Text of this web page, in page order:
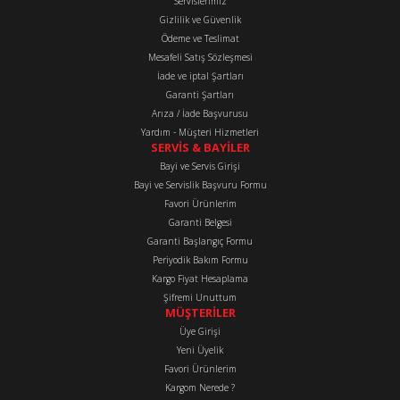
Ürün bilgilerinde hatalar bulunuyor.
Ürün fiyatı diğer sitelerden daha pahalı.
Bu ürüne benzer farklı alternatifler olmalı.
Gönder
Gizlilik ve Güvenlik
Ödeme ve Teslimat
Mesafeli Satış Sözleşmesi
İade ve iptal Şartları
Garanti Şartları
Arıza / İade Başvurusu
Yardım - Müşteri Hizmetleri
SERVİS & BAYİLER
Bayi ve Servis Girişi
Bayi ve Servislik Başvuru Formu
Favori Ürünlerim
Garanti Belgesi
Garanti Başlangıç Formu
Periyodik Bakım Formu
Kargo Fiyat Hesaplama
Şifremi Unuttum
MÜŞTERİLER
Üye Girişi
Yeni Üyelik
Favori Ürünlerim
Kargom Nerede ?